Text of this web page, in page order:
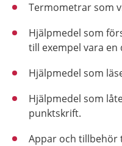
Termometrar som
Hjälpmedel som
till exempel vara
Hjälpmedel som
Hjälpmedel som
punktskrift.
Appar och tillbehör